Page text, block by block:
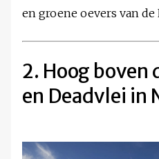
en groene oevers van de
2. Hoog boven
en Deadvlei in